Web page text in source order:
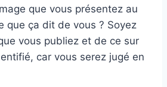
que vous présentez au
que ça dit de vous ? Soyez
vous publiez et de ce sur
car vous serez jugé en